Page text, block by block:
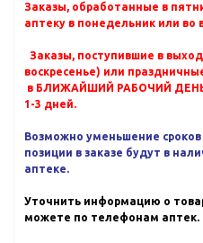
Заказы, обработанные в
аптеку в понедельник или во
Заказы, поступившие в
воскресенье) или
в БЛИЖАЙШИЙ РАБОЧИЙ
1-3 дней.
Возможно уменьшение сроков
позиции в заказе будут в
аптеке.
Уточнить информацию о
можете по телефонам аптек.